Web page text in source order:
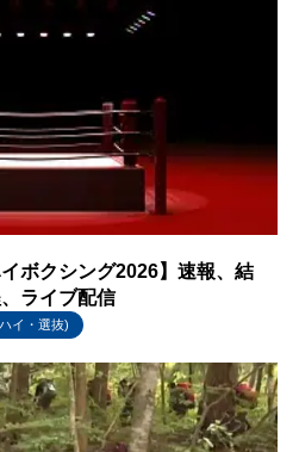
ボクシング2026】速報、結
ライブ配信
イ・選抜)